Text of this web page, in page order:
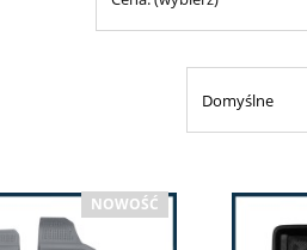
NOWOŚĆ